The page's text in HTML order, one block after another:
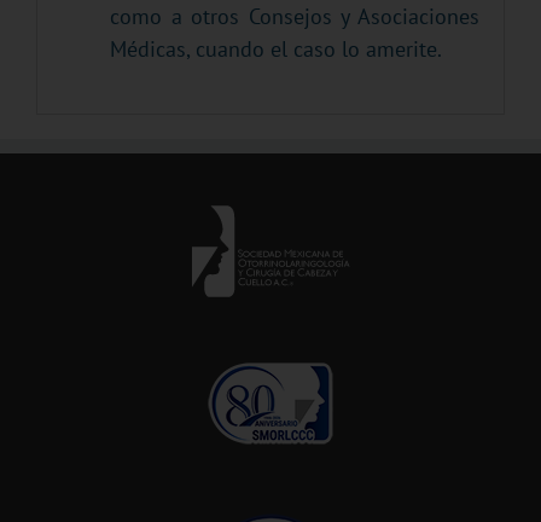
como a otros Consejos y Asociaciones
Médicas, cuando el caso lo amerite.